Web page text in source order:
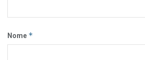
Nome *